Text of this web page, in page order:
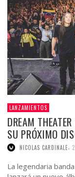
LANZAMIENTOS
DREAM
SU PRÓXIMO
NICOLAS CARDINALE
La legendaria